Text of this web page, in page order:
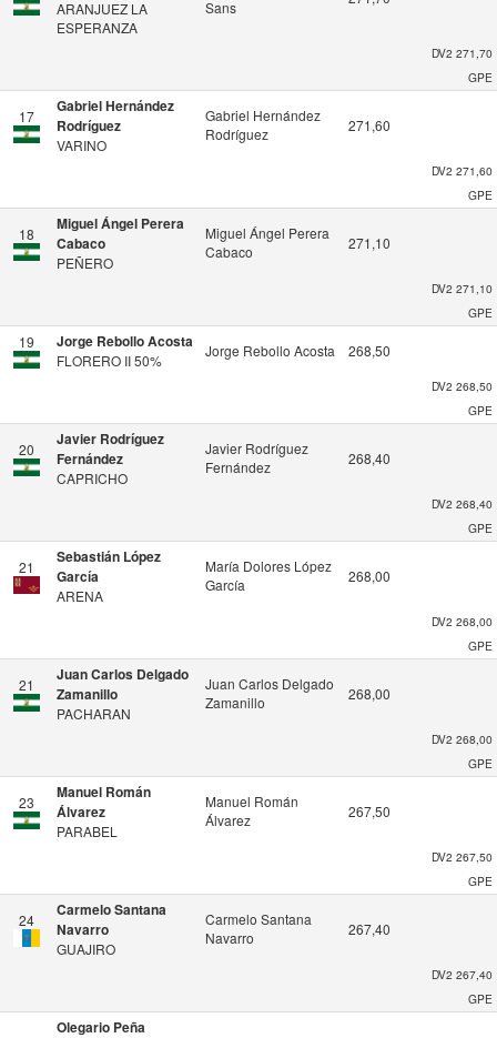
ARANJUEZ LA
ESPERANZA
Sans
DV2 271,70
GPE
17
Gabriel Hernández
Rodríguez
VARINO
Gabriel Hernández
Rodríguez
271,60
DV2 271,60
GPE
18
Miguel Ángel Perera
Cabaco
PEÑERO
Miguel Ángel Perera
Cabaco
271,10
DV2 271,10
GPE
19 Jorge Rebollo Acosta
FLORERO II 50%
Jorge Rebollo Acosta 268,50
DV2 268,50
GPE
20
Javier Rodríguez
Fernández
CAPRICHO
Javier Rodríguez
Fernández
268,40
DV2 268,40
GPE
21
Sebastián López
García
ARENA
María Dolores López
García
268,00
DV2 268,00
GPE
21
Juan Carlos Delgado
Zamanillo
PACHARAN
Juan Carlos Delgado
Zamanillo
268,00
DV2 268,00
GPE
23
Manuel Román
Álvarez
PARABEL
Manuel Román
Álvarez
267,50
DV2 267,50
GPE
24
Carmelo Santana
Navarro
GUAJIRO
Carmelo Santana
Navarro
267,40
DV2 267,40
GPE
Olegario Peña